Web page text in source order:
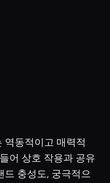
역동적이고 매력적
어 상호 작용과 공유
드 충성도, 궁극적으